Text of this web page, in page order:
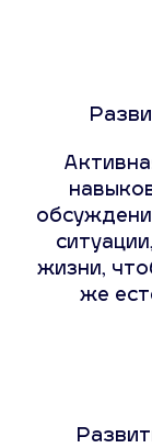
жизни,
же